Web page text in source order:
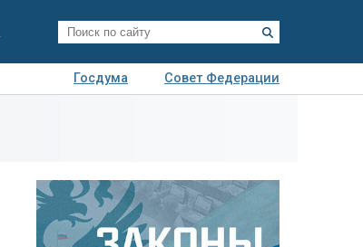
Госдума
Совет Федерации